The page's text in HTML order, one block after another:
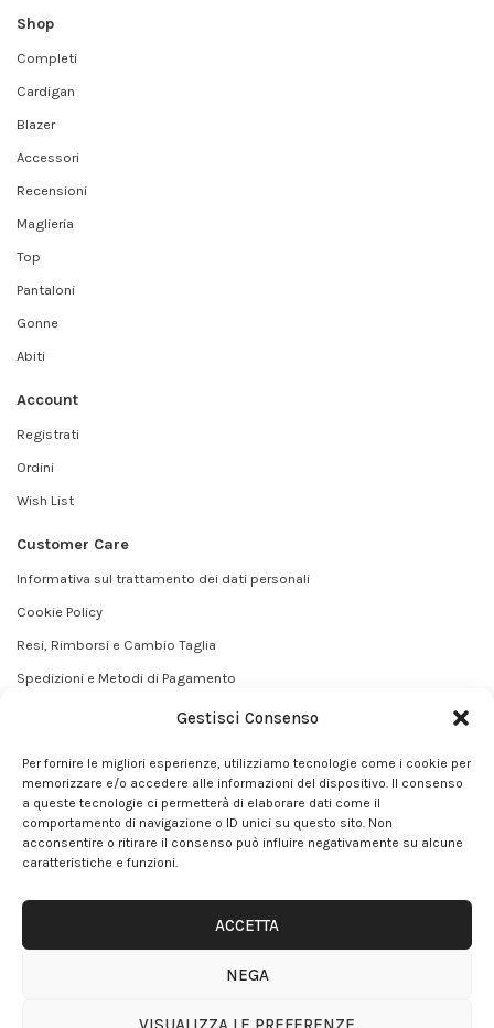
Gestisci Consenso
Per fornire le migliori esperienze, utilizziamo tecnologie come i cookie per
memorizzare e/o accedere alle informazioni del dispositivo. Il consenso
a queste tecnologie ci permetterà di elaborare dati come il
comportamento di navigazione o ID unici su questo sito. Non
acconsentire o ritirare il consenso può influire negativamente su alcune
caratteristiche e funzioni.
ACCETTA
NEGA
Shop
Completi
Cardigan
Blazer
Accessori
Recensioni
Maglieria
Top
Pantaloni
Gonne
Abiti
Account
Registrati
Ordini
Wish List
Customer Care
Informativa sul trattamento dei dati personali
Cookie Policy
Resi, Rimborsi e Cambio Taglia
Spedizioni e Metodi di Pagamento
Effettua un reso
Italiano
BTW Software House